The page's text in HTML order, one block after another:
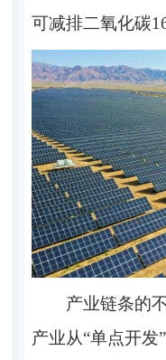
可减排二氧化碳
产业链条的
产业从“单点开发